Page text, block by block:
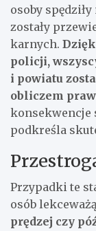
osoby
zostały
karnych.
policji,
i powiatu
obliczem
konsekwencje
podkreśla
Przypadki te
osób
prędzej czy